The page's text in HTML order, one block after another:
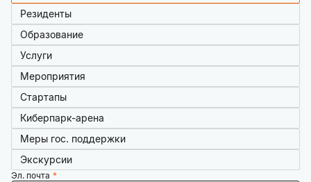
Резиденты
Образование
Услуги
Мероприятия
Стартапы
Киберпарк-арена
Меры гос. поддержки
Экскурсии
Эл. почта